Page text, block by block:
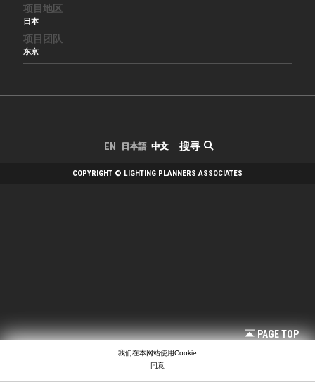
项目地区
日本
项目团队
东京
搜寻
EN 日本語 中文
PAGE TOP
COPYRIGHT © LIGHTING PLANNERS ASSOCIATES
我们在本网站使用Cookie
同意